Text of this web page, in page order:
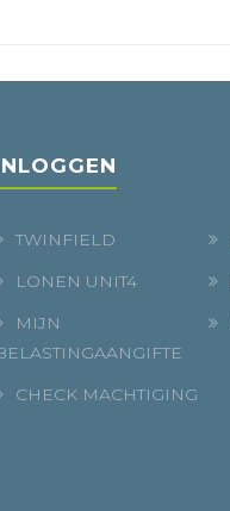
TWINFIELD
LONEN UNIT4
MIJN
CHECK MACHTIGING